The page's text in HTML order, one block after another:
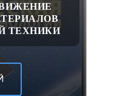
ТЕХНИКИ